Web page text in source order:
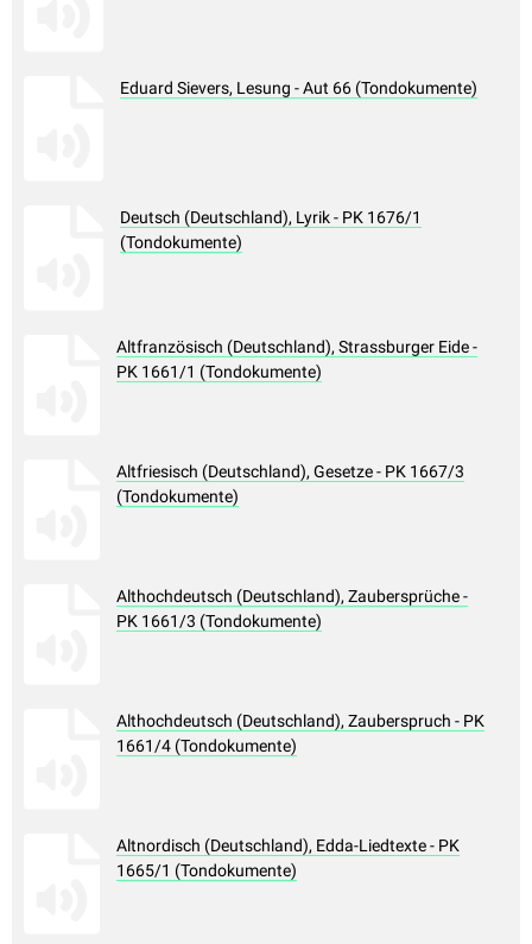
Eduard Sievers, Lesung - Aut 66 (Tondokumente)
Deutsch (Deutschland), Lyrik - PK 1676/1
(Tondokumente)
Altfranzösisch (Deutschland), Strassburger Eide -
PK 1661/1 (Tondokumente)
Altfriesisch (Deutschland), Gesetze - PK 1667/3
(Tondokumente)
Althochdeutsch (Deutschland), Zaubersprüche -
PK 1661/3 (Tondokumente)
Althochdeutsch (Deutschland), Zauberspruch - PK
1661/4 (Tondokumente)
Altnordisch (Deutschland), Edda-Liedtexte - PK
1665/1 (Tondokumente)